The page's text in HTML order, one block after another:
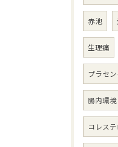
赤池
生理痛
プラセン
腸内環境
コレス